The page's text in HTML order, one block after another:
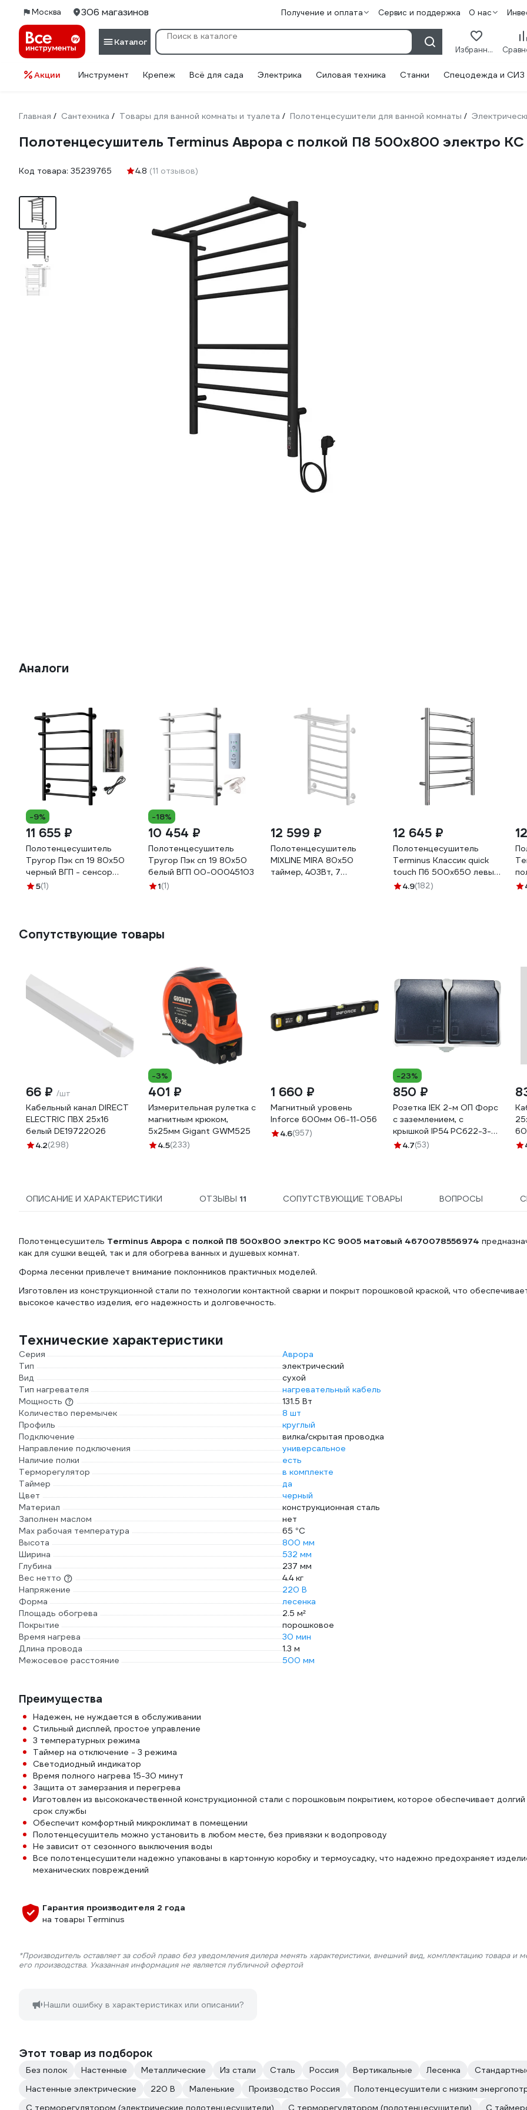
Москва 306 магазинов Получение и оплата Сервис и поддержка О нас
Каталог
Избранное
Акции Инструмент Крепеж Всё для сада Электрика Силовая техника Станки Спецодежда и СИЗ
Главная / Сантехника / Товары для ванной комнаты и туалета / Полотенцесушители для ванной комнаты /
Полотенцесушитель Terminus Аврора с полкой П8 500x800 электро
Код товара: 35239765 4.8 (11 отзывов)
Аналоги
-9%
11 655 ₽
Полотенцесушитель
Тругор Пэк сп 19 80х50
черный ВГП - сенсор
НФ-00000248
5(1)
-18%
10 454 ₽
Полотенцесушитель
Тругор Пэк сп 19 80x50
белый ВГП 00-00045103
1(1)
12 599 ₽
Полотенцесушитель
MIXLINE MIRA 80x50
таймер, 403Вт, 7
12 645 ₽
Полотенцесушитель
Terminus Классик quick
touch П6 500x650 левый
4670078531339
4.9(182)
Сопутствующие товары
66 ₽ /шт
Кабельный канал DIRECT
ELECTRIC ПВХ 25x16
белый DE19722026
4.2(298)
-3%
401 ₽
Измерительная рулетка с
магнитным крюком,
5x25мм Gigant GWM525
4.5(233)
1 660 ₽
Магнитный уровень
Inforce 600мм 06-11-056
4.6(957)
-23%
850 ₽
Розетка IEK 2-м ОП Форс
с заземлением, с
крышкой IP54 РСб22-3-
ФСр ИЭК ERS22-K03-16-
4.7(53)
ОПИСАНИЕ И ХАРАКТЕРИСТИКИ ОТЗЫВЫ 11 СОПУТСТВУЮЩИЕ ТОВАРЫ ВОПРОСЫ
Полотенцесушитель Terminus Аврора с полкой П8 500x800 электро КС 9005 матовый 4670078556974
как для сушки вещей, так и для обогрева ванных и душевых комнат.
Форма лесенки привлечет внимание поклонников практичных моделей.
Изготовлен из конструкционной стали по технологии контактной сварки и покрыт порошковой краской, что
высокое качество изделия, его надежность и долговечность.
Технические характеристики
Серия
Аврора
Тип
электрический
Вид
сухой
Тип нагревателя
нагревательный кабель
Мощность
131.5 Вт
Количество перемычек
8 шт
Профиль
круглый
Подключение
вилка/скрытая проводка
Направление подключения
универсальное
Наличие полки
есть
Терморегулятор
в комплекте
Таймер
да
Цвет
черный
Материал
конструкционная сталь
Заполнен маслом
нет
Max рабочая температура
65 °С
Высота
800 мм
Ширина
532 мм
Глубина
237 мм
Вес нетто
4.4 кг
Напряжение
220 В
Форма
лесенка
Площадь обогрева
2.5 м²
Покрытие
порошковое
Время нагрева
30 мин
Длина провода
1.3 м
Межосевое расстояние
500 мм
Преимущества
Надежен, не нуждается в обслуживании
Стильный дисплей, простое управление
3 температурных режима
Таймер на отключение - 3 режима
Светодиодный индикатор
Время полного нагрева 15-30 минут
Защита от замерзания и перегрева
Изготовлен из высококачественной конструкционной стали с порошковым покрытием, которое обеспечивает долгий
срок службы
Обеспечит комфортный микроклимат в помещении
Полотенцесушитель можно установить в любом месте, без привязки к водопроводу
Не зависит от сезонного выключения воды
Все полотенцесушители надежно упакованы в картонную коробку и термоусадку, что надежно предохраняет
механических повреждений
Гарантия производителя 2 года
на товары Terminus
*Производитель оставляет за собой право без уведомления дилера менять характеристики, внешний вид, комплектацию товара и
его производства. Указанная информация не является публичной офертой
Нашли ошибку в характеристиках или описании?
Этот товар из подборок
Без полок Настенные Металлические Из стали Сталь Россия Вертикальные Лесенка
Настенные электрические
220 В Маленькие Производство Россия Полотенцесушители с низким
С терморегулятором (электрические полотенцесушители)
С терморегулятором (полотенцесушители) С